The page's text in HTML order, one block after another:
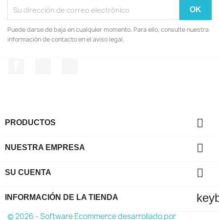
Puede darse de baja en cualquier momento. Para ello, consulte nuestra
información de contacto en el aviso legal.
PRODUCTOS 
NUESTRA EMPRESA 
SU CUENTA 
INFORMACIÓN DE LA TIENDA
© 2026 - Software Ecommerce desarrollado por